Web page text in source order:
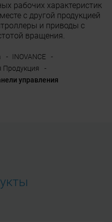
рабочих характеристик
с другой продукцией
и приводы с
вращения.
INOVANCE
Продукция
управления